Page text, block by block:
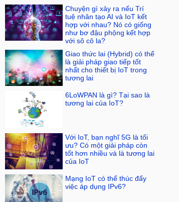
Chuyện gì xảy ra nếu Trí
tuệ nhân tạo AI và IoT kết
hợp với nhau? Nó có giống
như bơ đậu phộng kết hợp
với sô cô la?
Giao thức lai (Hybrid) có thể
là giải pháp giao tiếp tốt
nhất cho thiết bị IoT trong
tương lai
6LoWPAN là gì? Tại sao là
tương lai của IoT?
Với IoT, bạn nghĩ 5G là tối
ưu? Có một giải pháp còn
tốt hơn nhiều và là tương lai
của IoT
Mạng IoT có thể thúc đẩy
việc áp dụng IPv6?